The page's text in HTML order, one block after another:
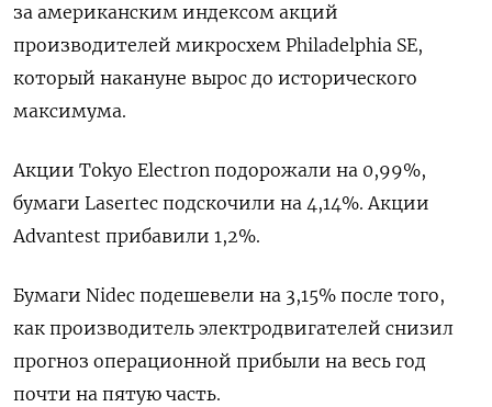
за американским индексом акций
производителей микросхем Philadelphia SE,
который накануне вырос до исторического
максимума.
Акции Tokyo Electron подорожали на 0,99%,
бумаги Lasertec подскочили на 4,14%. Акции
Advantest прибавили 1,2%.
Бумаги Nidec подешевели на 3,15% после того,
как производитель электродвигателей снизил
прогноз операционной прибыли на весь год
почти на пятую часть.